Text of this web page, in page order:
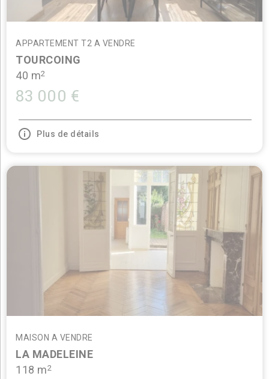
APPARTEMENT T2 A VENDRE
TOURCOING
83 000 €
40 m2
Plus de détails
MAISON A VENDRE
LA MADELEINE
118 m2